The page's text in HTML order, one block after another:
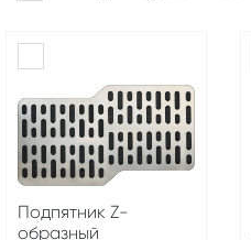
Подпятник Z-
образный